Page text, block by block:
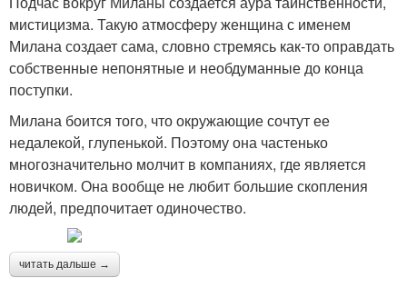
мистицизма. Такую атмосферу женщина с именем
Милана создает сама, словно стремясь как-то оправдать
собственные непонятные и необдуманные до конца
поступки.
Милана боится того, что окружающие сочтут ее
недалекой, глупенькой. Поэтому она частенько
многозначительно молчит в компаниях, где является
новичком. Она вообще не любит большие скопления
людей, предпочитает одиночество.
читать дальше →